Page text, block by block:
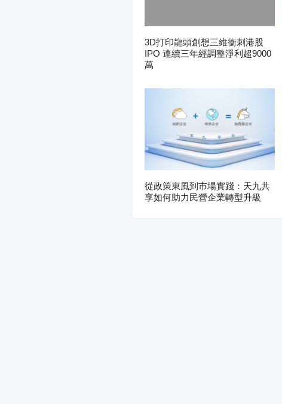
3D打印龍頭創想三維衝刺港股
IPO 連續三年經調整淨利超9000
萬
從政策東風到市場實踐：天九共
享如何助力民營企業轉型升級